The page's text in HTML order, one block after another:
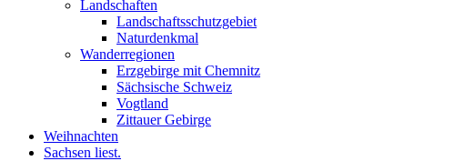
Landschaften
Landschaftsschutzgebiet
Naturdenkmal
Wanderregionen
Erzgebirge mit Chemnitz
Sächsische Schweiz
Vogtland
Zittauer Gebirge
Weihnachten
Sachsen liest.